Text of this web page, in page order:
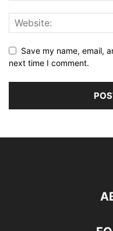
Save my name, email,
next time I comment.